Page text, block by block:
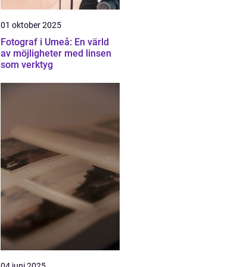
01 oktober 2025
Fotograf i Umeå: En värld
av möjligheter med linsen
som verktyg